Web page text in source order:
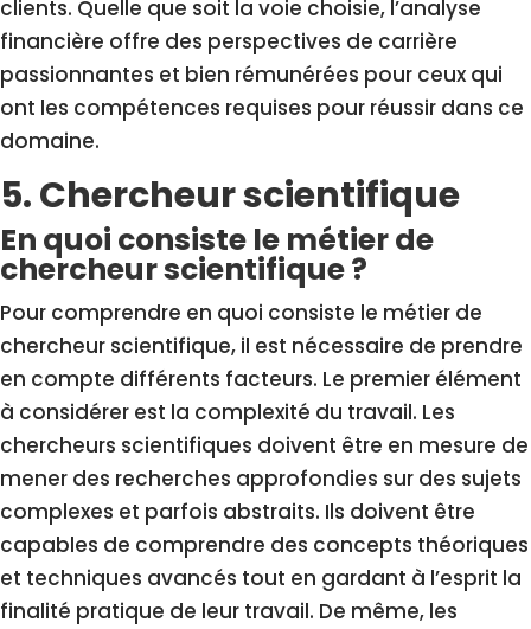
clients. Quelle que soit la voie choisie, l’analyse
financière offre des perspectives de carrière
passionnantes et bien rémunérées pour ceux qui
ont les compétences requises pour réussir dans ce
domaine.
5. Chercheur scientifique
En quoi consiste le métier de
chercheur scientifique ?
Pour comprendre en quoi consiste le métier de
chercheur scientifique, il est nécessaire de prendre
en compte différents facteurs. Le premier élément
à considérer est la complexité du travail. Les
chercheurs scientifiques doivent être en mesure de
mener des recherches approfondies sur des sujets
complexes et parfois abstraits. Ils doivent être
capables de comprendre des concepts théoriques
et techniques avancés tout en gardant à l’esprit la
finalité pratique de leur travail. De même, les